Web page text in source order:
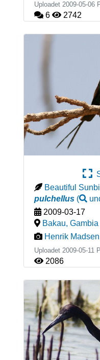
Uploadet 2009-05-06
6 2742
Beautiful
pulchellus(
2009-03-17
Bakau, Gambia
Henrik Madsen
Uploadet 2009-05-11
2086